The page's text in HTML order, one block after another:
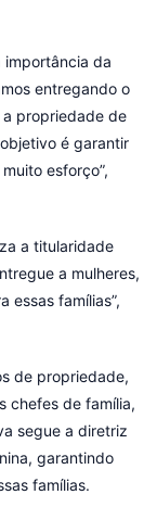
importância da
entregando o
propriedade de
é garantir
esforço”,
a titularidade
a mulheres,
essas famílias”,
de propriedade,
chefes de família,
segue a diretriz
garantindo
famílias.